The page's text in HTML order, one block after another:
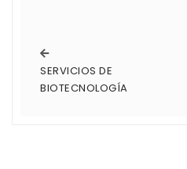
SERVICIOS DE
BIOTECNOLOGÍA